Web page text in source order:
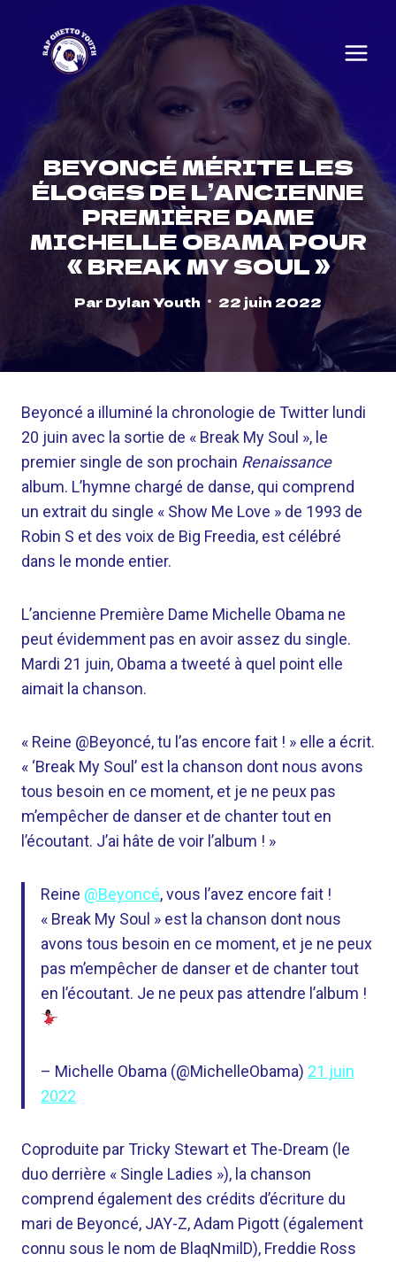
content
BEYONCÉ MÉRITE LES
ÉLOGES DE L’ANCIENNE
PREMIÈRE DAME
MICHELLE OBAMA POUR
« BREAK MY SOUL »
ParDylan Youth 22 juin 2022
Beyoncé a illuminé la chronologie de Twitter lundi
20 juin avec la sortie de « Break My Soul », le
premier single de son prochain Renaissance
album. L’hymne chargé de danse, qui comprend
un extrait du single « Show Me Love » de 1993 de
Robin S et des voix de Big Freedia, est célébré
dans le monde entier.
L’ancienne Première Dame Michelle Obama ne
peut évidemment pas en avoir assez du single.
Mardi 21 juin, Obama a tweeté à quel point elle
aimait la chanson.
« Reine @Beyoncé, tu l’as encore fait ! » elle a écrit.
« ‘Break My Soul’ est la chanson dont nous avons
tous besoin en ce moment, et je ne peux pas
m’empêcher de danser et de chanter tout en
l’écoutant. J’ai hâte de voir l’album ! »
Reine @Beyoncé, vous l’avez encore fait !
« Break My Soul » est la chanson dont nous
avons tous besoin en ce moment, et je ne peux
pas m’empêcher de danser et de chanter tout
en l’écoutant. Je ne peux pas attendre l’album !
– Michelle Obama (@MichelleObama) 21 juin
2022
Coproduite par Tricky Stewart et The-Dream (le
duo derrière « Single Ladies »), la chanson
comprend également des crédits d’écriture du
mari de Beyoncé, JAY-Z, Adam Pigott (également
connu sous le nom de BlaqNmilD), Freddie Ross